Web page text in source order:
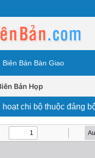
Biên Bản Bàn Giao
Bản Họp
chi bộ thuộc đảng